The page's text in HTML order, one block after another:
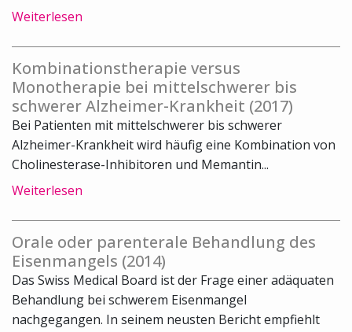
Weiterlesen
Kombinationstherapie versus
Monotherapie bei mittelschwerer bis
schwerer Alzheimer-Krankheit (2017)
Bei Patienten mit mittelschwerer bis schwerer
Alzheimer-Krankheit wird häufig eine Kombination von
Cholinesterase-Inhibitoren und Memantin...
Weiterlesen
Orale oder parenterale Behandlung des
Eisenmangels (2014)
Das Swiss Medical Board ist der Frage einer adäquaten
Behandlung bei schwerem Eisenmangel
nachgegangen. In seinem neusten Bericht empfiehlt